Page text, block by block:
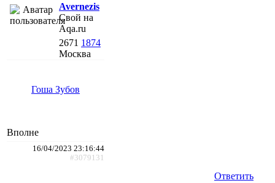
Avernezis
Свой на
Aqa.ru
2671 1874
Москва
Гоша Зубов
Вполне
16/04/2023 23:16:44
#3079131
Ответить